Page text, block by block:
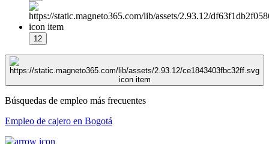
12
Búsquedas de empleo más frecuentes
Empleo de cajero en Bogotá